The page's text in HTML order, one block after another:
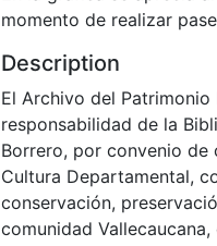
momento de realizar
Description
El Archivo del
responsabilidad de la
Borrero, por convenio
Cultura Departamental,
conservación,
comunidad